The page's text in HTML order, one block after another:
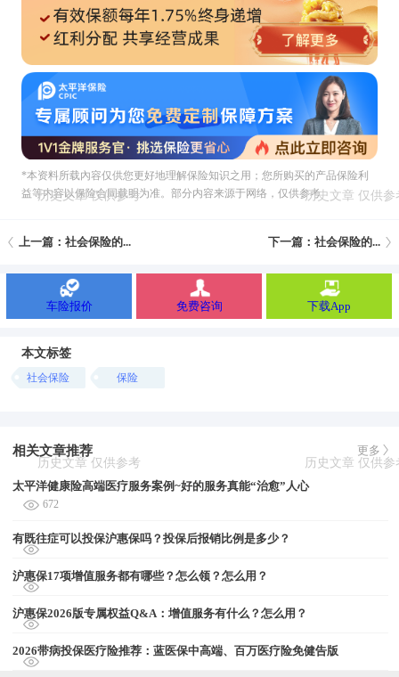
*本资料所载內容仅供您更好地理解保险知识之用；您所购买的产品保险利
益等内容以保险合同载明为准。部分内容来源于网络，仅供参考
上一篇：社会保险的... 下一篇：社会保险的...
车险报价 免费咨询 下载App
本文标签
社会保险 保险
相关文章推荐 更多
太平洋健康险高端医疗服务案例~好的服务真能“治愈”人心
672
有既往症可以投保沪惠保吗？投保后报销比例是多少？
沪惠保17项增值服务都有哪些？怎么领？怎么用？
沪惠保2026版专属权益Q&A：增值服务有什么？怎么用？
2026带病投保医疗险推荐：蓝医保中高端、百万医疗险免健告版